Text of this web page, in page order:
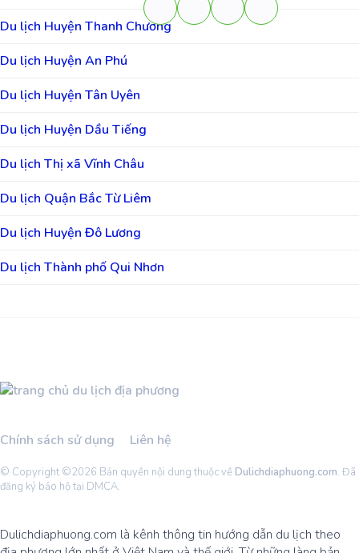
Du lịch Huyện Thanh Chương
Du lịch Huyện An Phú
Du lịch Huyện Tân Uyên
Du lịch Huyện Dầu Tiếng
Du lịch Thị xã Vĩnh Châu
Du lịch Quận Bắc Từ Liêm
Du lịch Huyện Đô Lương
Du lịch Thành phố Qui Nhơn
Chính sách sử dụng Liên hệ
© Copyright ©2026 Bản quyền nội dung thuộc về Dulichdiaphuong.com. Đã
đăng ký bảo hộ tại DMCA.
Dulichdiaphuong.com là kênh thông tin hướng dẫn du lịch theo